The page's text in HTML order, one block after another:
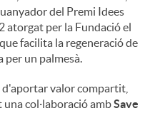
del Premi Idees
atorgat per la Fundació el
facilita la regeneració de
un palmesà.
valor compartit,
col·laboració ambSave